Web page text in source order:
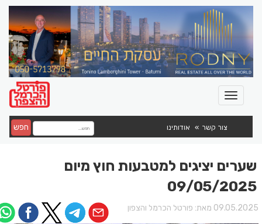
צור קשר אודותינו חפש
שערים יציגים למטבעות חוץ מיום
09/05/2025
מאת: פורטל הכרמל והצפון